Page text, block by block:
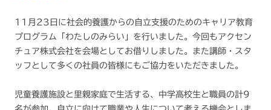
11月23日に社会的養護からの自立支援のためのキャリア教育
プログラム「わたしのみらい」を行いました。今回もアクセン
チュア株式会社を会場としてお借りしました。また講師・スタ
ッフとして多くの社員の皆様にもご協力をいただきました。
児童養護施設と里親家庭で生活する、中学高校生と職員の計9